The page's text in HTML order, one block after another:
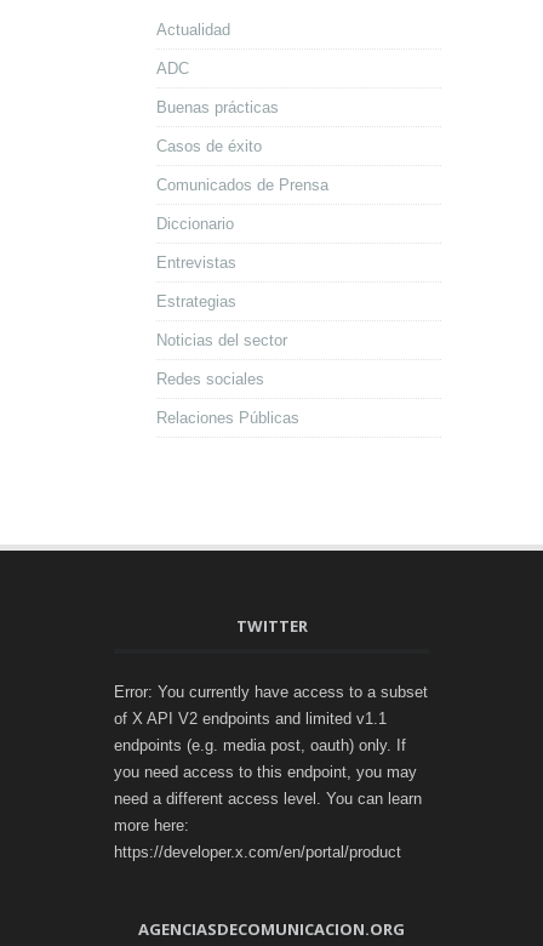
Actualidad
ADC
Buenas prácticas
Casos de éxito
Comunicados de Prensa
Diccionario
Entrevistas
Estrategias
Noticias del sector
Redes sociales
Relaciones Públicas
TWITTER
Error: You currently have access to a subset
of X API V2 endpoints and limited v1.1
endpoints (e.g. media post, oauth) only. If
you need access to this endpoint, you may
need a different access level. You can learn
more here:
https://developer.x.com/en/portal/product
AGENCIASDECOMUNICACION.ORG